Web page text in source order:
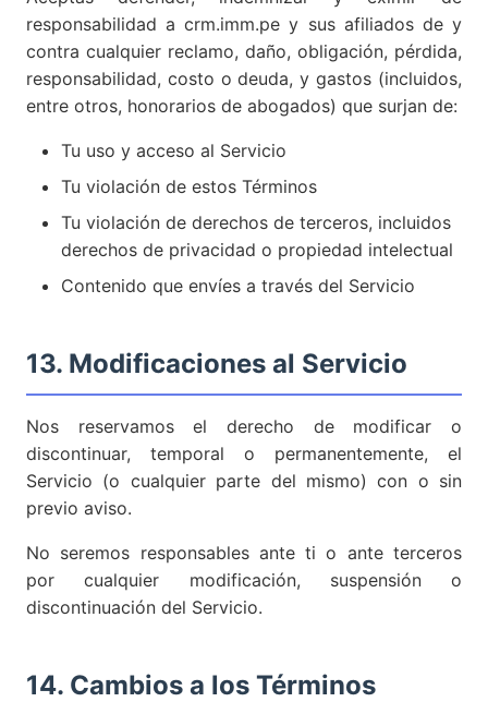
responsabilidad a crm.imm.pe y sus afiliados de y
contra cualquier reclamo, daño, obligación, pérdida,
responsabilidad, costo o deuda, y gastos (incluidos,
entre otros, honorarios de abogados) que surjan de:
Tu uso y acceso al Servicio
Tu violación de estos Términos
Tu violación de derechos de terceros, incluidos
derechos de privacidad o propiedad intelectual
Contenido que envíes a través del Servicio
13. Modificaciones al Servicio
Nos reservamos el derecho de modificar o
discontinuar, temporal o permanentemente, el
Servicio (o cualquier parte del mismo) con o sin
previo aviso.
No seremos responsables ante ti o ante terceros
por cualquier modificación, suspensión o
discontinuación del Servicio.
14. Cambios a los Términos